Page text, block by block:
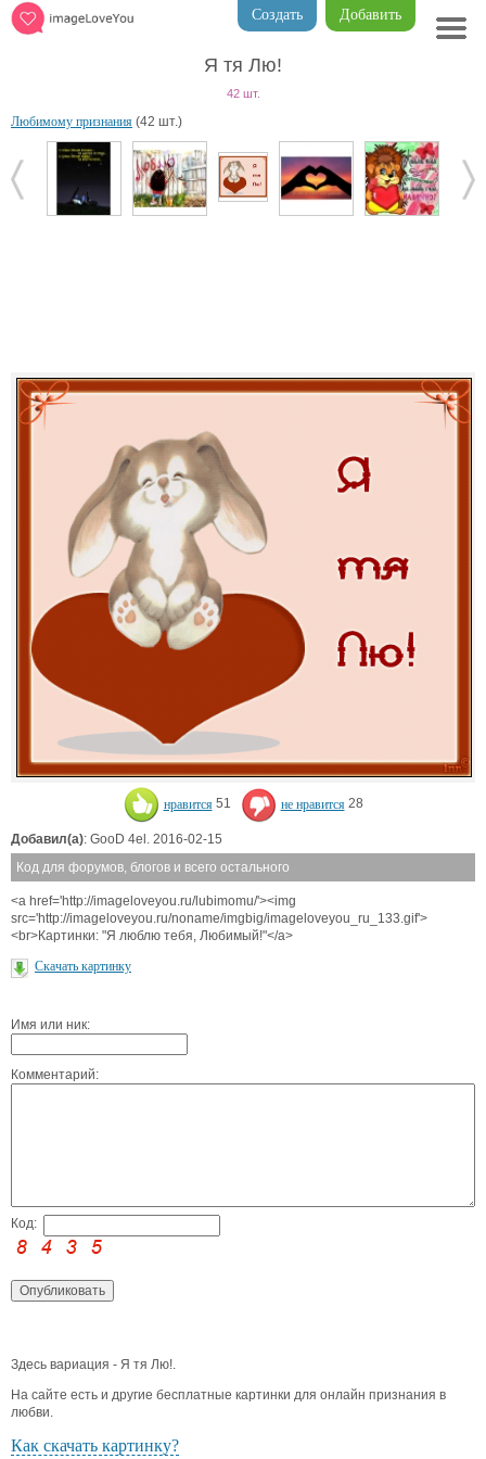
Добавить
Создать
Я тя Лю!
42 шт.
Любимому признания (42 шт.)
нравится 51 не нравится 28
Добавил(а): GooD 4el. 2016-02-15
Код для форумов, блогов и всего остального
<a href='http://imageloveyou.ru/lubimomu/'><img
src='http://imageloveyou.ru/noname/imgbig/imageloveyou_ru_133.gif'>
<br>Картинки: "Я люблю тебя, Любимый!"</a>
Скачать картинку
Имя или ник:
Комментарий:
Код:
Здесь вариация - Я тя Лю!.
На сайте есть и другие бесплатные картинки для онлайн признания в
любви.
Как скачать картинку?